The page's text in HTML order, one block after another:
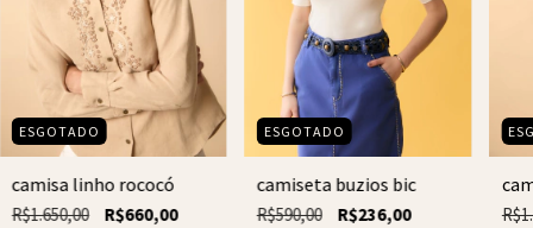
ESGOTADO
camisa linho rococó
R$1.650,00 R$660,00
ESGOTADO
camiseta buzios bic
R$590,00 R$236,00